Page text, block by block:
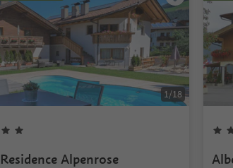
1/18
Residence Alpenrose